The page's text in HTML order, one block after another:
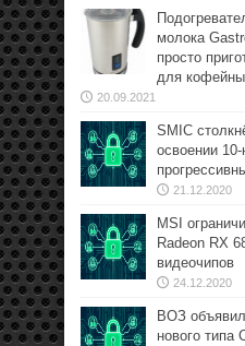
молока
просто
для
20.09.2021
SMIC
освоении
21.12.2020
MSI
Radeon RX
видеочипов
24.12.2020
ВОЗ
нового типа